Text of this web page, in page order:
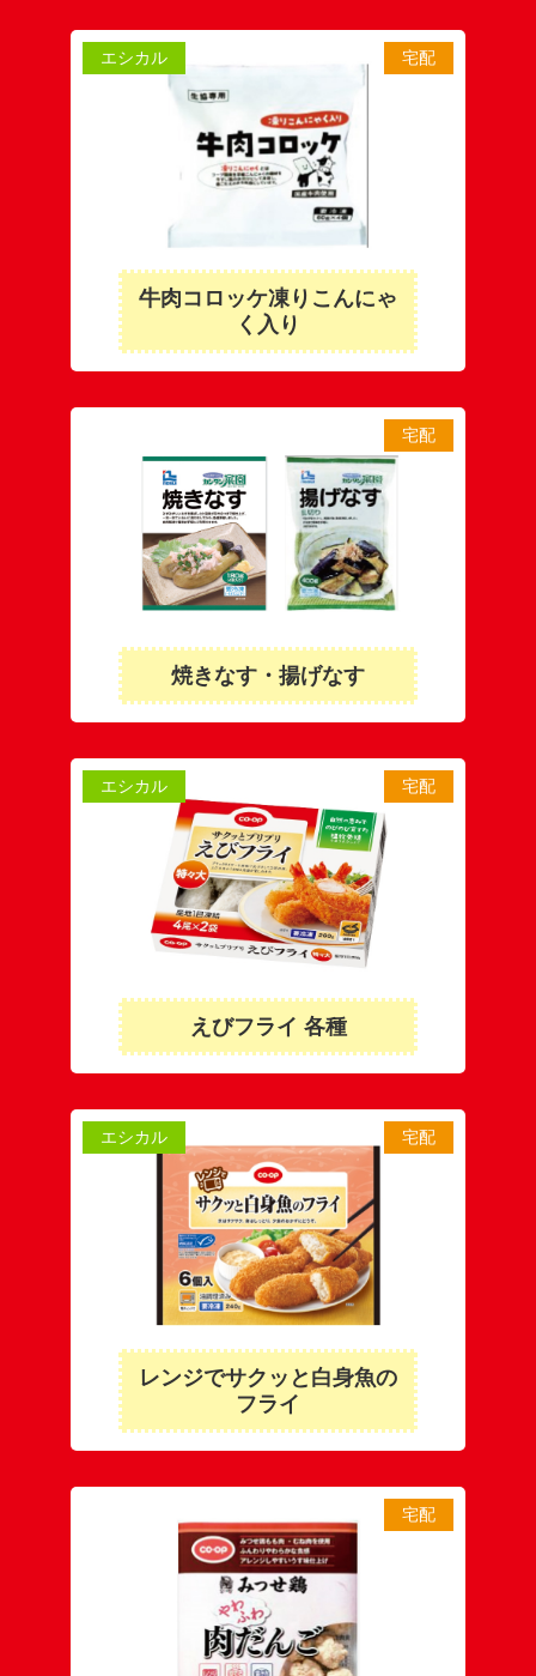
エシカル 宅配
牛肉コロッケ凍りこんにゃ
く入り
宅配
焼きなす・揚げなす
エシカル 宅配
えびフライ 各種
エシカル 宅配
レンジでサクッと白身魚の
フライ
宅配